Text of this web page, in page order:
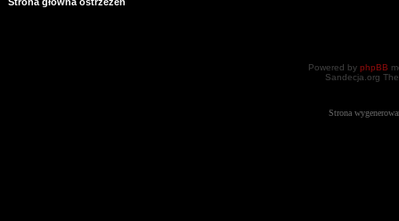
Powered by phpBB
Sandecja.org
Strona